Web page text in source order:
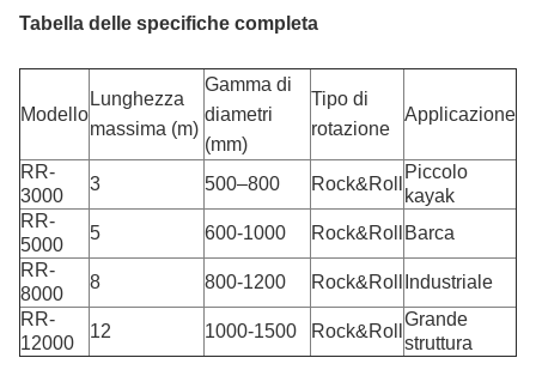
Tabella delle specifiche completa
Modello
Lunghezza
massima (m)
Gamma di
diametri
(mm)
Tipo di
rotazione
Applicazione
RR-
3000
3 500–800 Rock&Roll
Piccolo
kayak
RR-
5000
5 600-1000 Rock&Roll
Barca
RR-
8000
8 800-1200 Rock&Roll
Industriale
RR-
12000
12 1000-1500 Rock&Roll
Grande
struttura